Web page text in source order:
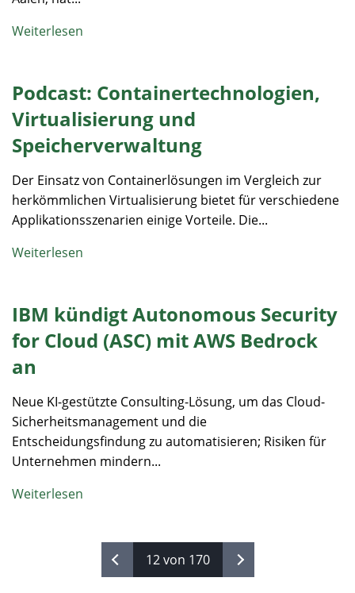
Weiterlesen
Podcast: Containertechnologien,
Virtualisierung und
Speicherverwaltung
Der Einsatz von Containerlösungen im Vergleich zur
herkömmlichen Virtualisierung bietet für verschiedene
Applikationsszenarien einige Vorteile. Die...
Weiterlesen
IBM kündigt Autonomous Security
for Cloud (ASC) mit AWS Bedrock
an
Neue KI-gestützte Consulting-Lösung, um das Cloud-
Sicherheitsmanagement und die
Entscheidungsfindung zu automatisieren; Risiken für
Unternehmen mindern...
Weiterlesen
12 von 170